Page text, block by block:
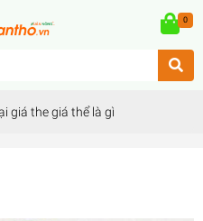
0
giá the giá thể là gì